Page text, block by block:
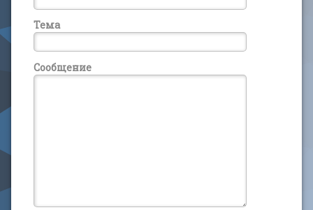
Тема
Сообщение